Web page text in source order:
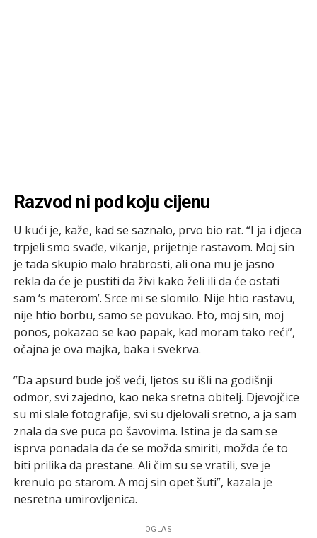
Razvod ni pod koju cijenu
U kući je, kaže, kad se saznalo, prvo bio rat. “I ja i djeca
trpjeli smo svađe, vikanje, prijetnje rastavom. Moj sin
je tada skupio malo hrabrosti, ali ona mu je jasno
rekla da će je pustiti da živi kako želi ili da će ostati
sam ‘s materom’. Srce mi se slomilo. Nije htio rastavu,
nije htio borbu, samo se povukao. Eto, moj sin, moj
ponos, pokazao se kao papak, kad moram tako reći”,
očajna je ova majka, baka i svekrva.
”Da apsurd bude još veći, ljetos su išli na godišnji
odmor, svi zajedno, kao neka sretna obitelj. Djevojčice
su mi slale fotografije, svi su djelovali sretno, a ja sam
znala da sve puca po šavovima. Istina je da sam se
isprva ponadala da će se možda smiriti, možda će to
biti prilika da prestane. Ali čim su se vratili, sve je
krenulo po starom. A moj sin opet šuti”, kazala je
nesretna umirovljenica.
OGLAS